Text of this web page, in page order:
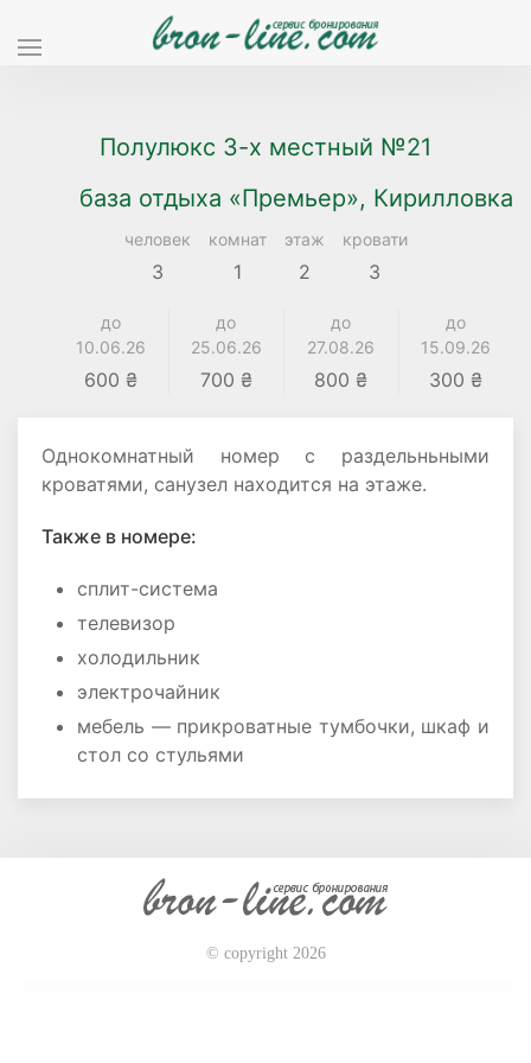
Полулюкс 3-х местный №21
база отдыха «Премьер», Кирилловка
человек
3
комнат
1
этаж
2
кровати
3
до
10.06.26
600 ₴
до
25.06.26
700 ₴
до
27.08.26
800 ₴
до
15.09.26
300 ₴
Однокомнатный номер с раздельньными
кроватями, санузел находится на этаже.
Также в номере:
сплит-система
телевизор
холодильник
электрочайник
мебель ― прикроватные тумбочки, шкаф и
стол со стульями
© copyright 2026